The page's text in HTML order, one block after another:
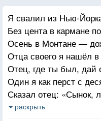
Я свалил из Нью-
Без цента в кармане
Осень в Монтане —
Отца своего я нашёл в
Отец, где ты был, дай
Один я как перст с
Сказал отец: «Сынок,
Я вот-вот умру от
раскрыть